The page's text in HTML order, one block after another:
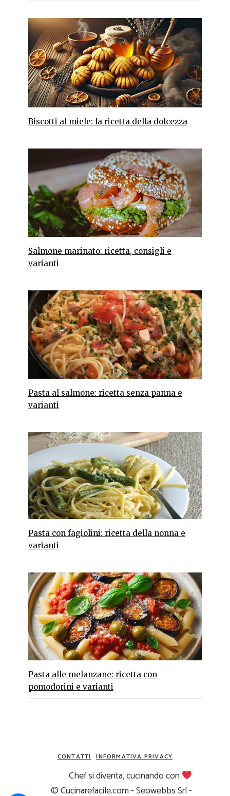
Biscotti al miele: la ricetta della dolcezza
Salmone marinato: ricetta, consigli e
varianti
Pasta al salmone: ricetta senza panna e
varianti
Pasta con fagiolini: ricetta della nonna e
varianti
Pasta alle melanzane: ricetta con
pomodorini e varianti
CONTATTI INFORMATIVA PRIVACY
Chef si diventa, cucinando con
© Cucinarefacile.com - Seowebbs Srl -